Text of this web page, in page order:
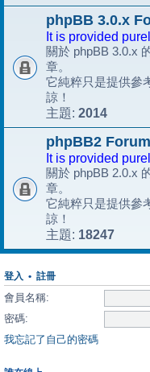
phpBB 3.0.x
It is provided
關於 phpBB 3.0.x
章。
它純粹只是提供參
諒！
主題: 2014
phpBB2
It is provided
關於 phpBB 2.0.x
章。
它純粹只是提供參
諒！
主題: 18247
登入 • 註冊
會員名稱:
密碼:
我忘記了自己的密碼